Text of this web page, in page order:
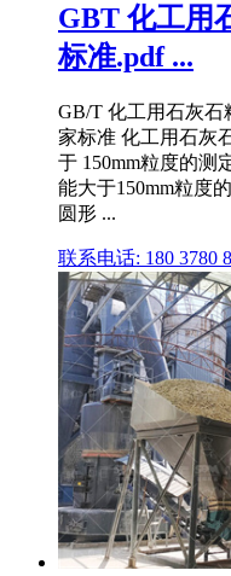
GBT 化工用
标准.pdf ...
GB/T 化工用石灰石
家标准 化工用石灰
于 150mm粒度的测
能大于150mm粒度
圆形 ...
联系电话: 180 3780